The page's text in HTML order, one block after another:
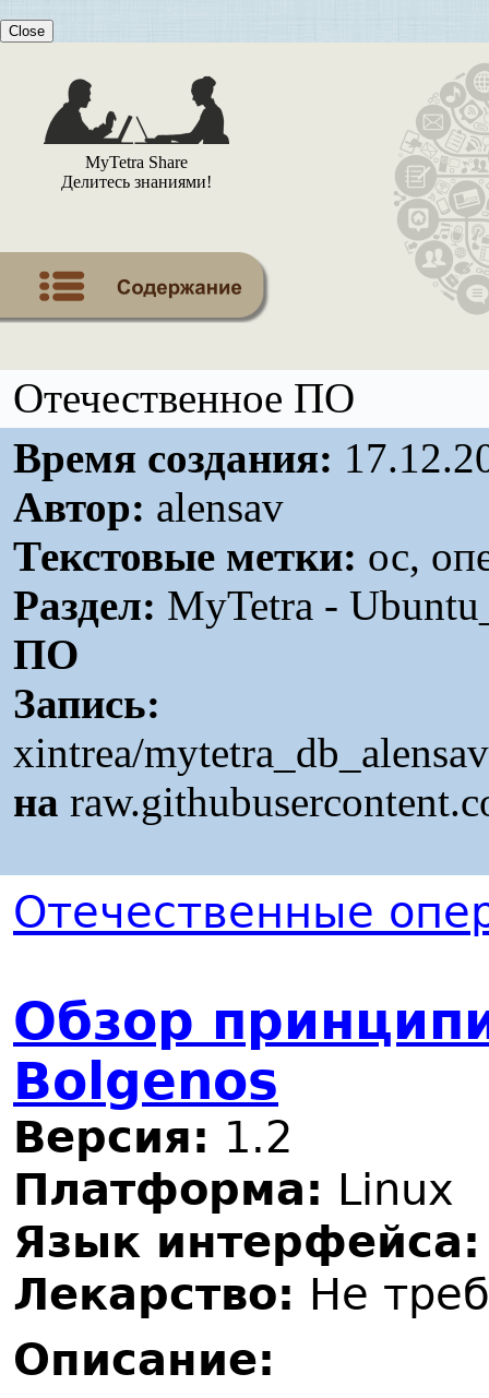
Close
MyTetra Share
Делитесь знаниями!
Отечественное ПО
Время создания:
Автор: alensav
Текстовые метки: ос,
Раздел: MyTetra -
ПО
Запись:
xintrea/
на
Отечественные
Обзор
Bolgenos
Версия: 1.2
Платформа: Linux
Язык интерфейса:
Лекарство: Не
Описание: